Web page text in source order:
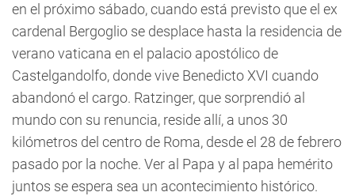
en el próximo sábado, cuando está previsto que el ex
cardenal Bergoglio se desplace hasta la residencia de
verano vaticana en el palacio apostólico de
Castelgandolfo, donde vive Benedicto XVI cuando
abandonó el cargo. Ratzinger, que sorprendió al
mundo con su renuncia, reside allí, a unos 30
kilómetros del centro de Roma, desde el 28 de febrero
pasado por la noche. Ver al Papa y al papa hemérito
juntos se espera sea un acontecimiento histórico.